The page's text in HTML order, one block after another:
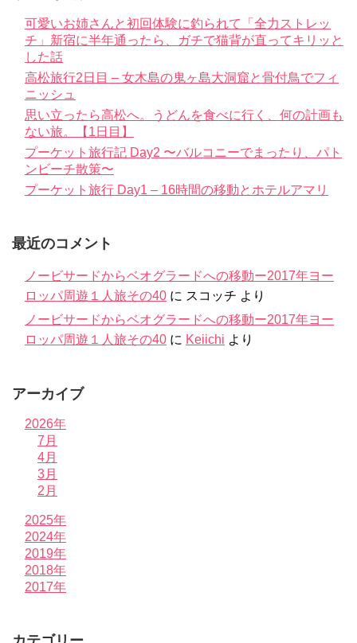
可愛いお姉さんと初回体験に釣られて「全力ストレッ
チ」新宿に半年通ったら、ガチで猫背が直ってキリッと
した話
高松旅行2日目 – 女木島の鬼ヶ島大洞窟と骨付鳥でフィ
ニッシュ
思い立ったら高松へ。うどんを食べに行く、何の計画も
ない旅。【1日目】
プーケット旅行記 Day2 〜バルコニーでまったり、パト
ンビーチ散策〜
プーケット旅行 Day1 – 16時間の移動とホテルアマリ
最近のコメント
ノービサードからベオグラードへの移動ー2017年ヨー
ロッパ周遊１人旅その40 に スコッチ より
ノービサードからベオグラードへの移動ー2017年ヨー
ロッパ周遊１人旅その40 に Keiichi より
アーカイブ
2026年
7月
4月
3月
2月
2025年
2024年
2019年
2018年
2017年